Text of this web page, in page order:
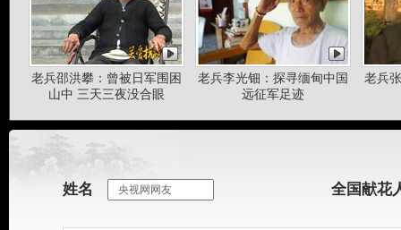
老兵邵洪攀：曾被日军围困
山中 三天三夜没合眼
老兵李光钿：探寻缅甸中国
远征军足迹
老兵
姓名 全国献花